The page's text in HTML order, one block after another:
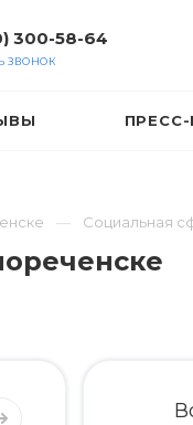
300-58-64
ЗВОНОК
Социальная